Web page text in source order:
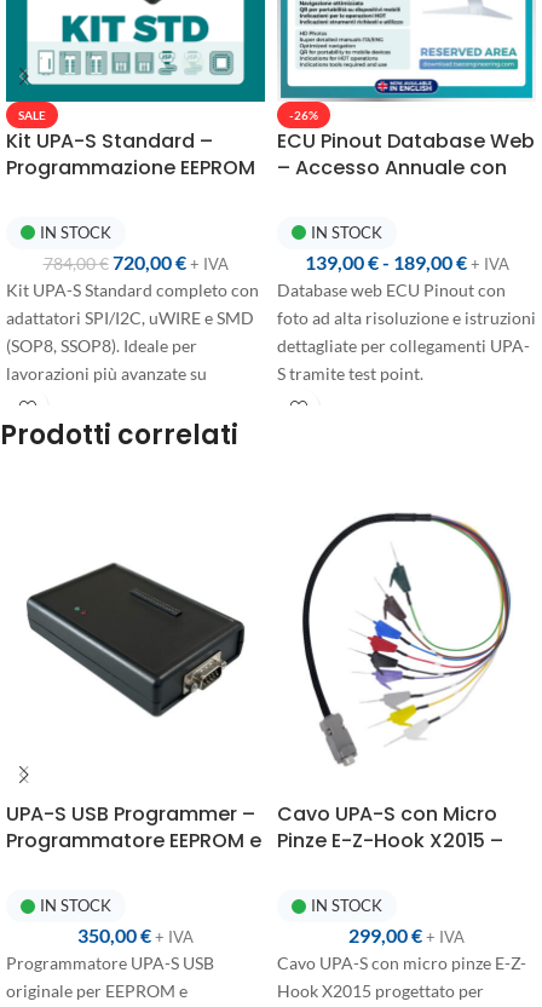
SALE
Kit UPA-S Standard –
Programmazione EEPROM
IN STOCK
784,00€ 720,00€ + IVA
Kit UPA-S Standard completo con
adattatori SPI/I2C, uWIRE e SMD
(SOP8, SSOP8). Ideale per
lavorazioni più avanzate su
EEPROM.
-26%
ECU Pinout Database Web
– Accesso Annuale con
IN STOCK
139,00€- 189,00€ + IVA
Database web ECU Pinout con
foto ad alta risoluzione e istruzioni
dettagliate per collegamenti UPA-
S tramite test point.
Accesso annuale disponibile in
che abilitano l'account per la
prima volta
Rinnovo
: +365 giorni dalla data di
scadenza, prezzo scontato per chi
ha già un abbonamento attivo e
vuole rinnovarlo
Prodotti correlati
UPA-S USB Programmer –
Programmatore EEPROM e
Multimarca
IN STOCK
350,00€+ IVA
Programmatore UPA-S USB
originale per EEPROM e
Cavo UPA-S con Micro
Pinze E-Z-Hook X2015 –
IN STOCK
299,00€+ IVA
Cavo UPA-S con micro pinze E-Z-
Hook X2015 progettato per